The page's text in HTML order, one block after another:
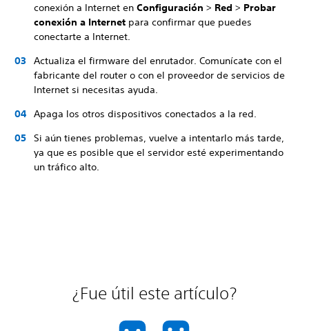
conexión a Internet en Configuración > Red > Probar
conexión a Internet para confirmar que puedes
conectarte a Internet.
Actualiza el firmware del enrutador. Comunícate con el
fabricante del router o con el proveedor de servicios de
Internet si necesitas ayuda.
Apaga los otros dispositivos conectados a la red.
Si aún tienes problemas, vuelve a intentarlo más tarde,
ya que es posible que el servidor esté experimentando
un tráfico alto.
¿Fue útil este artículo?